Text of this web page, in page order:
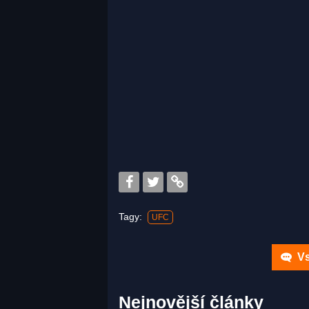
Tagy: UFC
Nejnovější články